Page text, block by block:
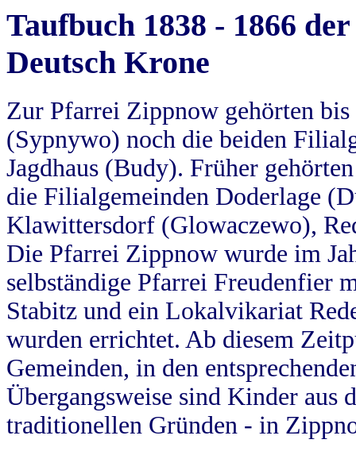
Taufbuch 1838 - 1866
Deutsch Krone
Zur Pfarrei Zippnow gehörten
(Sypnywo) noch die beiden
Jagdhaus (Budy). Früher
die Filialgemeinden Doderlage
Klawittersdorf (Glowaczewo),
Die Pfarrei Zippnow wurde im
selbständige Pfarrei Freudenfier
Stabitz und ein Lokalvikariat
wurden errichtet. Ab diesem
Gemeinden, in den
Übergangsweise sind Kinder aus
traditionellen Gründen - in